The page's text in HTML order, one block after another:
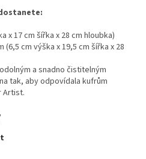
x 17 cm šířka x 28 cm hloubka)
cm výška x 19,5 cm šířka x 28
a snadno čistitelným
tak, aby odpovídala kufrům
Artist.